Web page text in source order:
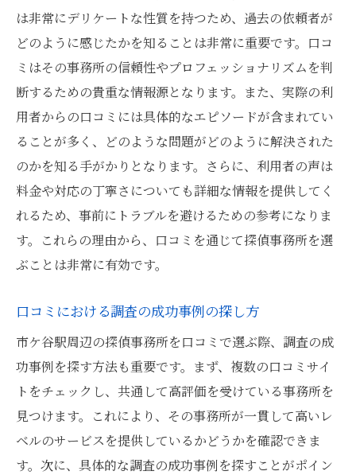
は非常にデリケートな性質を持つため、過去の依頼者が
どのように感じたかを知ることは非常に重要です。口コ
ミはその事務所の信頼性やプロフェッショナリズムを判
断するための貴重な情報源となります。また、実際の利
用者からの口コミには具体的なエピソードが含まれてい
ることが多く、どのような問題がどのように解決された
のかを知る手がかりとなります。さらに、利用者の声は
料金や対応の丁寧さについても詳細な情報を提供してく
れるため、事前にトラブルを避けるための参考になりま
す。これらの理由から、口コミを通じて探偵事務所を選
ぶことは非常に有効です。
口コミにおける調査の成功事例の探し方
市ケ谷駅周辺の探偵事務所を口コミで選ぶ際、調査の成
功事例を探す方法も重要です。まず、複数の口コミサイ
トをチェックし、共通して高評価を受けている事務所を
見つけます。これにより、その事務所が一貫して高いレ
ベルのサービスを提供しているかどうかを確認できま
す。次に、具体的な調査の成功事例を探すことがポイン